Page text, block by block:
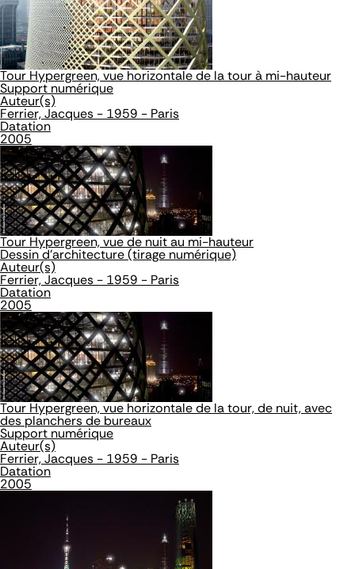
Tour Hypergreen, vue horizontale de la tour à mi-hauteur
Support numérique
Auteur(s)
Ferrier, Jacques - 1959 - Paris
Datation
2005
Tour Hypergreen, vue de nuit au mi-hauteur
Dessin d'architecture (tirage numérique)
Auteur(s)
Ferrier, Jacques - 1959 - Paris
Datation
2005
Tour Hypergreen, vue horizontale de la tour, de nuit, avec
des planchers de bureaux
Support numérique
Auteur(s)
Ferrier, Jacques - 1959 - Paris
Datation
2005